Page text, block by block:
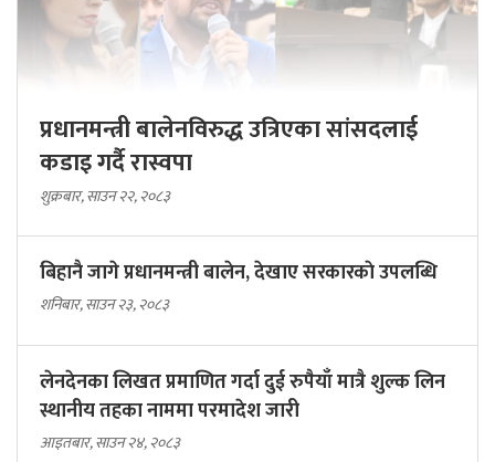
प्रधानमन्त्री बालेनविरुद्ध उत्रिएका सांसदलाई
कडाइ गर्दै रास्वपा
शुक्रबार, साउन २२, २०८३
बिहानै जागे प्रधानमन्त्री बालेन, देखाए सरकारकाे उपलब्धि
शनिबार, साउन २३, २०८३
लेनदेनका लिखत प्रमाणित गर्दा दुई रुपैयाँ मात्रै शुल्क लिन
स्थानीय तहका नाममा परमादेश जारी
आइतबार, साउन २४, २०८३